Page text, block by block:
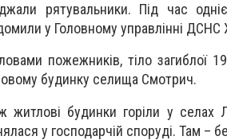
рятувальники. Під час
у Головному управлінні
пожежників, тіло загиблої
будинку селища Смотрич.
житлові будинки горіли у
у господарчій споруді. Там –